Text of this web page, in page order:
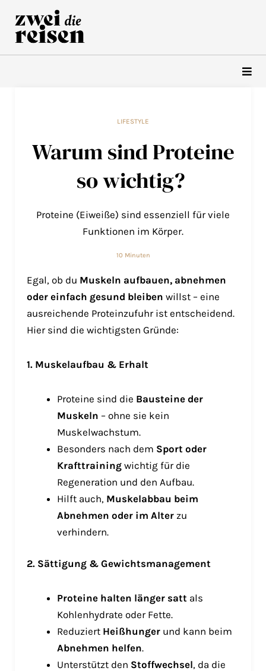
Inhalt
springen
LIFESTYLE
Warum sind Proteine
so wichtig?
Proteine (Eiweiße) sind essenziell für viele
Funktionen im Körper.
10 Minuten
Egal, ob du Muskeln aufbauen, abnehmen
oder einfach gesund bleiben willst – eine
ausreichende Proteinzufuhr ist entscheidend.
Hier sind die wichtigsten Gründe:
1. Muskelaufbau & Erhalt
Proteine sind die Bausteine der
Muskeln – ohne sie kein
Muskelwachstum.
Besonders nach dem Sport oder
Krafttraining wichtig für die
Regeneration und den Aufbau.
Hilft auch, Muskelabbau beim
Abnehmen oder im Alter zu
verhindern.
2. Sättigung & Gewichtsmanagement
Proteine halten länger satt als
Kohlenhydrate oder Fette.
Reduziert Heißhunger und kann beim
Abnehmen helfen.
Unterstützt den Stoffwechsel, da die